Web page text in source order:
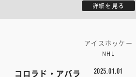
詳細を見る
アイスホッケー
NHL
コロラド・アバラ
2025.01.01